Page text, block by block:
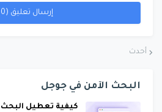
إرسال تعليق (0)
أحدث
البحث الآمن في جوجل
كيفية تعطيل البحث